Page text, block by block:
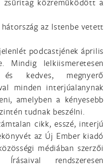
az Istenbe vetett
podcastjének április
Mindig lelkiismeretesen
kedves, megnyerő
minden interjúalanynak
amelyben a kényesebb
tudnak beszélni.
cikk, esszé, interjú
az Új Ember kiadó
médiában szerzői
rendszeresen